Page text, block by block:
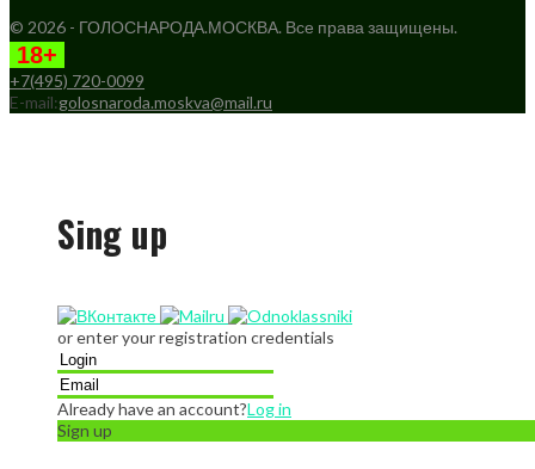
© 2026 - ГОЛОСНАРОДА.МОСКВА. Все права защищены.
18+
+7(495) 720-0099
E-mail:golosnaroda.moskva@mail.ru
Sing up
or enter your registration credentials
Already have an account?Log in
Sign up